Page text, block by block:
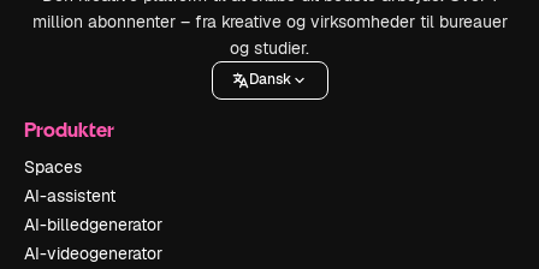
million abonnenter – fra kreative og virksomheder til bureauer
og studier.
Dansk
Produkter
Spaces
AI-assistent
AI-billedgenerator
AI-videogenerator